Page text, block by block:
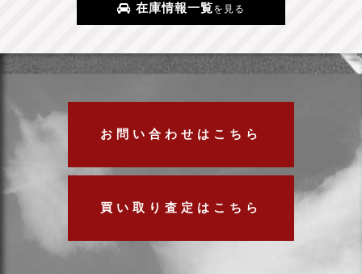
在庫情報一覧を見る
お問い合わせはこちら
買い取り査定はこちら